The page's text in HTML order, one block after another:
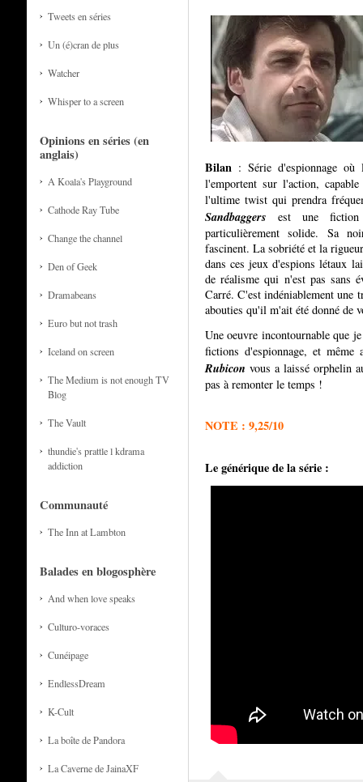
Tweets en séries
Un (é)cran de plus
Watcher
Whisper to a screen
Opinions en séries (en
anglais)
A Koala's Playground
Cathode Ray Tube
Change the channel
Den of Geek
Dramabeans
Euro but not trash
Iceland on screen
The Medium is not enough TV
Blog
The Vault
thundie's prattle l kdrama
addiction
Communauté
The Inn at Lambton
Balades en blogosphère
And when love speaks
Culturo-voraces
Cunéipage
EndlessDream
K-Cult
La boîte de Pandora
La Caverne de JainaXF
Bilan : Série d'espionnage
l'emportent sur l'action,
l'ultime twist qui prendra
Sandbaggers est une
particulièrement solide. Sa
fascinent. La sobriété et la
dans ces jeux d'espions létaux
de réalisme qui n'est pas sans
Carré. C'est indéniablement une
abouties qu'il m'ait été donné de
Une oeuvre incontournable que
fictions d'espionnage, et
Rubicon vous a laissé orphelin
pas à remonter le temps !
NOTE : 9,25/10
Le générique de la série :